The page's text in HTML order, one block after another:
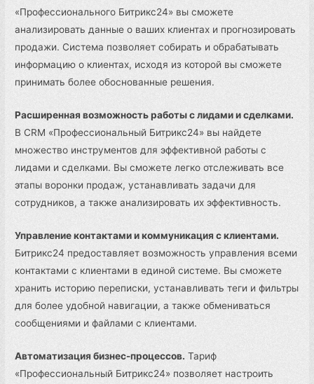
«Профессионального Битрикс24» вы сможете
анализировать данные о ваших клиентах и прогнозировать
продажи. Система позволяет собирать и обрабатывать
информацию о клиентах, исходя из которой вы сможете
принимать более обоснованные решения.
Расширенная возможность работы с лидами и сделками.
В CRM «Профессиональный Битрикс24» вы найдете
множество инструментов для эффективной работы с
лидами и сделками. Вы сможете легко отслеживать все
этапы воронки продаж, устанавливать задачи для
сотрудников, а также анализировать их эффективность.
Управление контактами и коммуникация с клиентами.
Битрикс24 предоставляет возможность управления всеми
контактами с клиентами в единой системе. Вы сможете
хранить историю переписки, устанавливать теги и фильтры
для более удобной навигации, а также обмениваться
сообщениями и файлами с клиентами.
Автоматизация бизнес-процессов. Тариф
«Профессиональный Битрикс24» позволяет настроить